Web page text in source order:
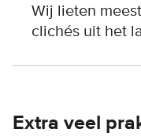
Wij lieten
clichés uit het
Extra veel